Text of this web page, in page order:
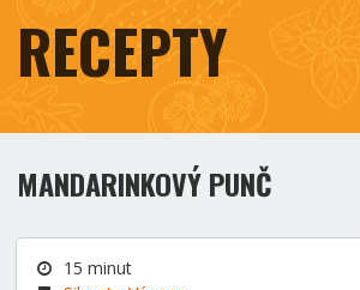
RECEPTY
MANDARINKOVÝ PUNČ
15 minut